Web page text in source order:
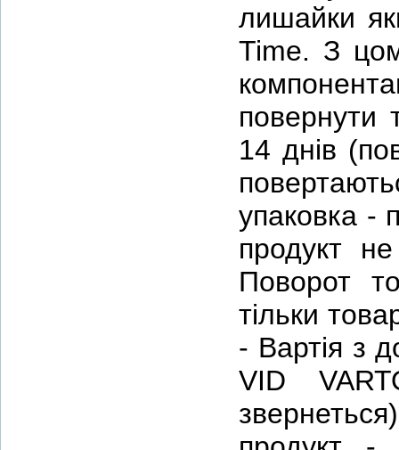
лишайки
Time. З
повернути
14 днів
упаковка -
продукт
Поворот
тільки
- Вартія з
VID